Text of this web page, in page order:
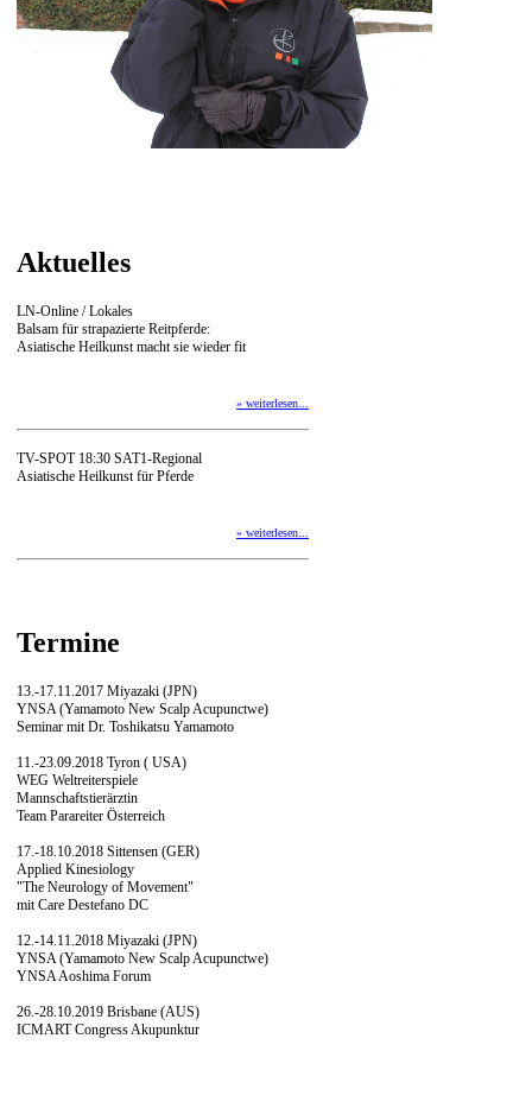
Aktuelles
LN-Online / Lokales
Balsam für strapazierte Reitpferde:
Asiatische Heilkunst macht sie wieder fit
» weiterlesen...
TV-SPOT 18:30 SAT1-Regional
Asiatische Heilkunst für Pferde
» weiterlesen...
Termine
13.-17.11.2017 Miyazaki (JPN)
YNSA (Yamamoto New Scalp Acupunctwe)
Seminar mit Dr. Toshikatsu Yamamoto
11.-23.09.2018 Tyron ( USA)
WEG Weltreiterspiele
Mannschaftstierärztin
Team Parareiter Österreich
17.-18.10.2018 Sittensen (GER)
Applied Kinesiology
"The Neurology of Movement"
mit Care Destefano DC
12.-14.11.2018 Miyazaki (JPN)
YNSA (Yamamoto New Scalp Acupunctwe)
YNSA Aoshima Forum
26.-28.10.2019 Brisbane (AUS)
ICMART Congress Akupunktur